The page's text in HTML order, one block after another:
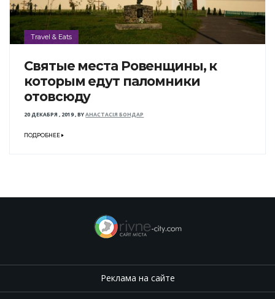
Travel & Eats
Святые места Ровенщины, к
которым едут паломники
отовсюду
20 ДЕКАБРЯ , 2019,BYАНАСТАСІЯ БОНДАР
ПОДРОБНЕЕ
Реклама на сайте